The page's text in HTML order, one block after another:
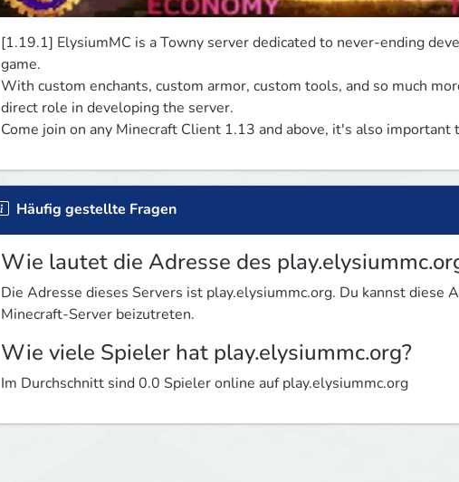
[1.19.1] ElysiumMC is a Towny server dedicated to never-ending
game.
With custom enchants, custom armor, custom tools, and so much
direct role in developing the server.
Come join on any Minecraft Client 1.13 and above, it's also
Häufig gestellte Fragen
Wie lautet die Adresse des
Die Adresse dieses Servers ist play.elysiummc.org. Du kannst diese
Minecraft-Server beizutreten.
Wie viele Spieler hat play.elysiummc.org?
Im Durchschnitt sind 0.0 Spieler online auf play.elysiummc.org